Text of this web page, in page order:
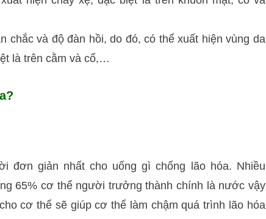
chắc và độ đàn hồi, do đó, có thể xuất hiện vùng da
là trên cằm và cổ,…
đơn giản nhất cho uống gì chống lão hóa. Nhiều
65% cơ thể người trưởng thành chính là nước vậy
cơ thể sẽ giúp cơ thể làm chậm quá trình lão hóa